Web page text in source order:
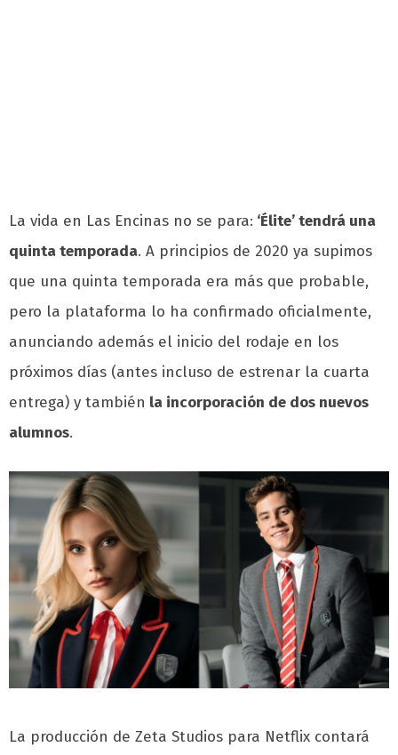
La vida en Las Encinas no se para: ‘Élite’ tendrá una
quinta temporada. A principios de 2020 ya supimos
que una quinta temporada era más que probable,
pero la plataforma lo ha confirmado oficialmente,
anunciando además el inicio del rodaje en los
próximos días (antes incluso de estrenar la cuarta
entrega) y también la incorporación de dos nuevos
alumnos.
La producción de Zeta Studios para Netflix contará